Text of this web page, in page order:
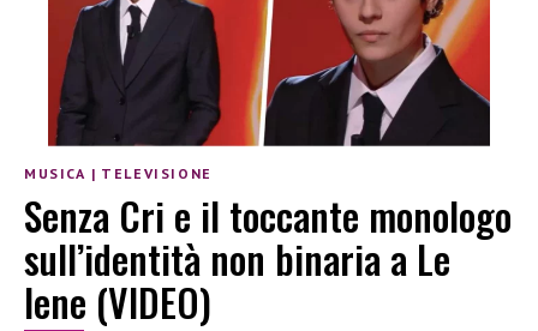
MUSICA | TELEVISIONE
Senza Cri e il toccante monologo
sull’identità non binaria a Le
Iene (VIDEO)